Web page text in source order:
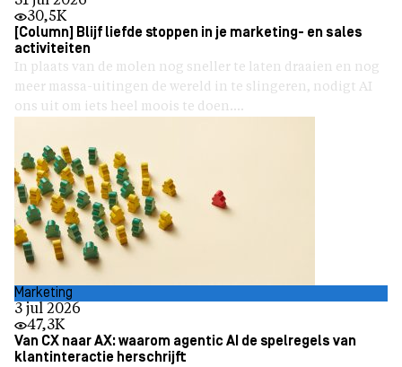
30,5K
[Column] Blijf liefde stoppen in je marketing- en sales
activiteiten
In plaats van de molen nog sneller te laten draaien en nog
meer massa-uitingen de wereld in te slingeren, nodigt AI
ons uit om iets heel moois te doen....
Marketing
3 jul 2026
47,3K
Van CX naar AX: waarom agentic AI de spelregels van
klantinteractie herschrijft